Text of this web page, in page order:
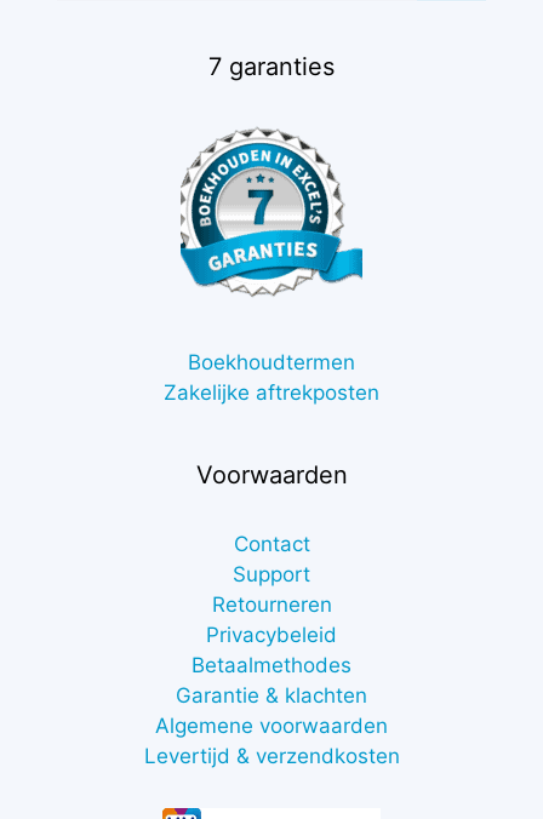
7 garanties
Boekhoudtermen
Zakelijke aftrekposten
Voorwaarden
Contact
Support
Retourneren
Privacybeleid
Betaalmethodes
Garantie & klachten
Algemene voorwaarden
Levertijd & verzendkosten